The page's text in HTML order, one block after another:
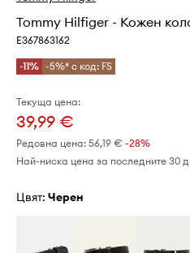
Tommy Hilfiger - Кожен
E367863162
-11% -5%* с код: FS
Текуща цена:
39,99 €
Редовна цена: 56,19 € -28%
Най-ниска цена за последните 30
Цвят: черен